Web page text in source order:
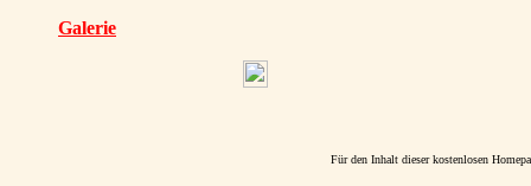
Galerie
Für den Inhalt dieser kostenlosen